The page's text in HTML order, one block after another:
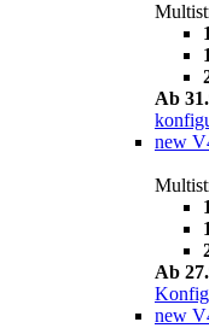
Ab
new
Ab
new